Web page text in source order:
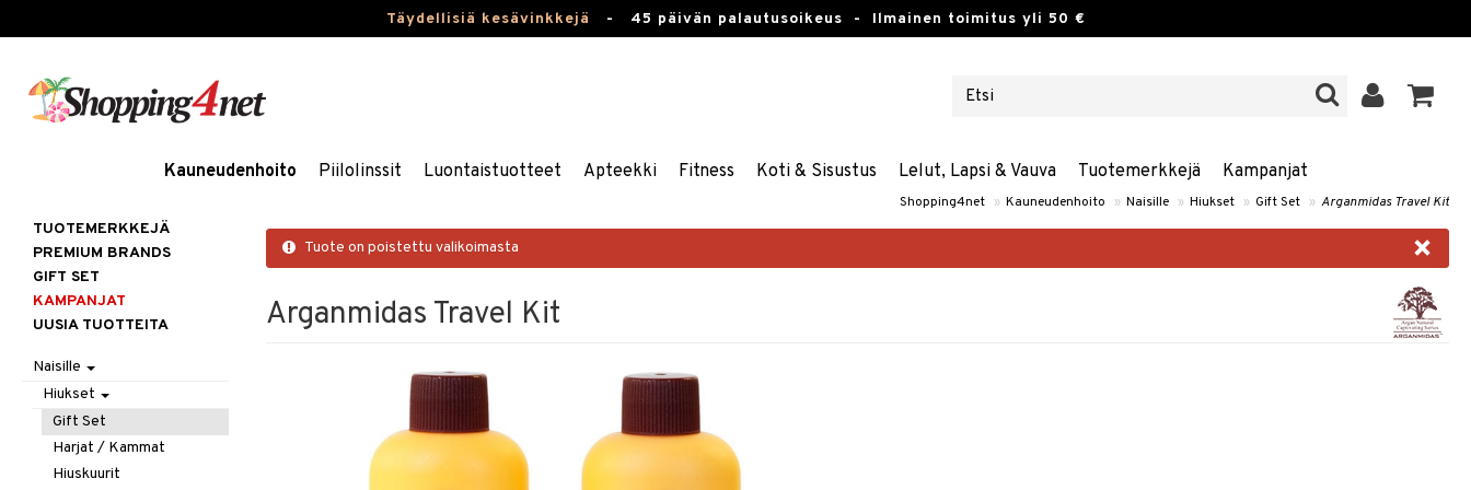
Täydellisiä kesävinkkejä - 45 päivän palautusoikeus - Ilmainen toimitus yli 50 €
Kauneudenhoito Piilolinssit Luontaistuotteet Apteekki Fitness Koti & Sisustus Lelut, Lapsi & Vauva Tuotemerkkejä Kampanjat
Shopping4net » Kauneudenhoito » Naisille » Hiukset » Gift Set » Arganmidas Travel Kit
×
Tuote on poistettu valikoimasta
Arganmidas Travel Kit
TUOTEMERKKEJÄ
PREMIUM BRANDS
GIFT SET
KAMPANJAT
UUSIA TUOTTEITA
Naisille
Hiukset
Gift Set
Harjat / Kammat
Hiuskuurit